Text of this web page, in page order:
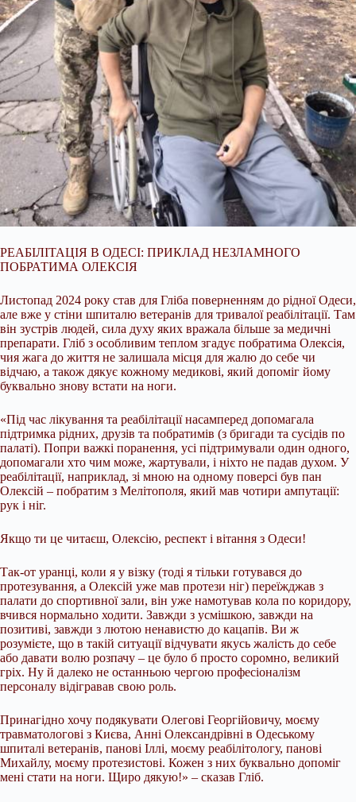
РЕАБІЛІТАЦІЯ В ОДЕСІ: ПРИКЛАД НЕЗЛАМНОГО
ПОБРАТИМА ОЛЕКСІЯ
Листопад 2024 року став для Гліба поверненням до рідної Одеси,
але вже у стіни шпиталю ветеранів для тривалої реабілітації. Там
він зустрів людей, сила духу яких вражала більше за медичні
препарати. Гліб з особливим теплом згадує побратима Олексія,
чия жага до життя не залишала місця для жалю до себе чи
відчаю, а також дякує кожному медикові, який допоміг йому
буквально знову встати на ноги.
«Під час лікування та реабілітації насамперед допомагала
підтримка рідних, друзів та побратимів (з бригади та сусідів по
палаті). Попри важкі поранення, усі підтримували один одного,
допомагали хто чим може, жартували, і ніхто не падав духом. У
реабілітації, наприклад, зі мною на одному поверсі був пан
Олексій – побратим з Мелітополя, який мав чотири ампутації:
рук і ніг.
Якщо ти це читаєш, Олексію, респект і вітання з Одеси!
Так-от уранці, коли я у візку (тоді я тільки готувався до
протезування, а Олексій уже мав протези ніг) переїжджав з
палати до спортивної зали, він уже намотував кола по коридору,
вчився нормально ходити. Завжди з усмішкою, завжди на
позитиві, завжди з лютою ненавистю до кацапів. Ви ж
розумієте, що в такій ситуації відчувати якусь жалість до себе
або давати волю розпачу – це було б просто соромно, великий
гріх. Ну й далеко не останньою чергою професіоналізм
персоналу відігравав свою роль.
Принагідно хочу подякувати Олегові Георгійовичу, моєму
травматологові з Києва, Анні Олександрівні в Одеському
шпиталі ветеранів, панові Іллі, моєму реабілітологу, панові
Михайлу, моєму протезистові. Кожен з них буквально допоміг
мені стати на ноги. Щиро дякую!» – сказав Гліб.